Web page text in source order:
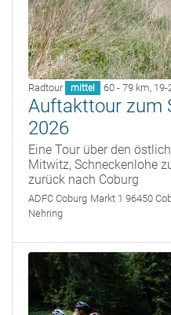
Radtour mittel 60 - 79 km, 19-
Auftakttour zum
2026
Eine Tour über den
Mitwitz, Schneckenlohe
zurück nach Coburg
ADFC Coburg Markt 1 96450
Nehring